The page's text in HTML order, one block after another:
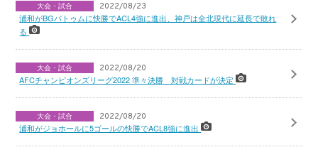
大会・試合 2022/08/23
浦和がBGパトゥムに快勝でACL4強に進出、神戸は全北現代に延長で敗れ
る
大会・試合 2022/08/20
AFCチャンピオンズリーグ2022 準々決勝 対戦カードが決定
大会・試合 2022/08/20
浦和がジョホールに5ゴールの快勝でACL8強に進出